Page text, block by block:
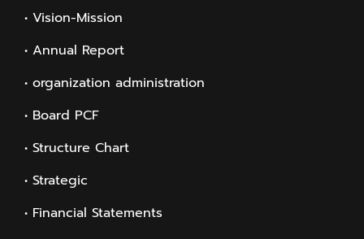
• Vision-Mission
• Annual Report
• organization administration
• Board PCF
• Structure Chart
• Strategic
• Financial Statements